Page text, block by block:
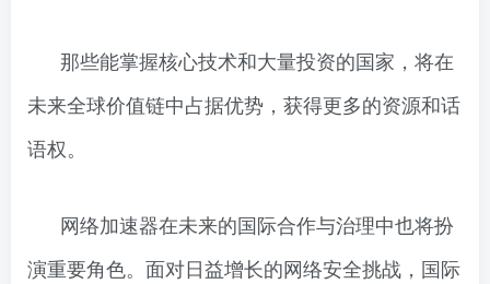
那些能掌握核心技术和大量投资的国家，将在
未来全球价值链中占据优势，获得更多的资源和话
语权。
网络加速器在未来的国际合作与治理中也将扮
演重要角色。面对日益增长的网络安全挑战，国际